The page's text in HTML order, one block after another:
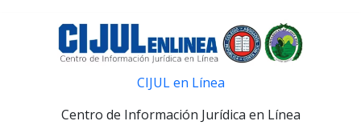
CIJUL en Línea
Centro de Información Jurídica en Línea